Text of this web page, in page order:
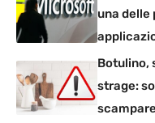
una delle
Botulino,
strage: